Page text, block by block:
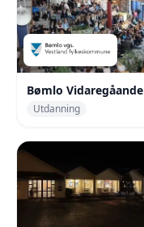
Bømlo Vidaregåande
Utdanning